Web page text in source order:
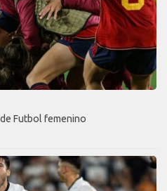
Futbol femenino